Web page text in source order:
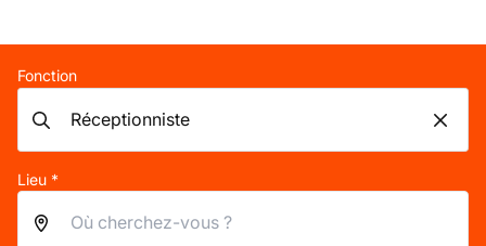
Fonction
Lieu *